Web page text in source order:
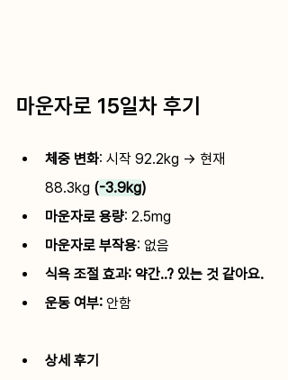
마운자로 15일차 후기
체중 변화: 시작 92.2kg → 현재
88.3kg (-3.9kg)
마운자로 용량: 2.5mg
마운자로 부작용: 없음
식욕 조절 효과: 약간..? 있는 것 같아요.
운동 여부: 안함
상세 후기